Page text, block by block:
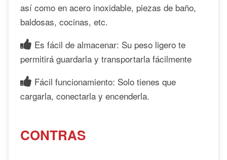
así como en acero inoxidable, piezas de baño,
baldosas, cocinas, etc.
Es fácil de almacenar: Su peso ligero te
permitirá guardarla y transportarla fácilmente
Fácil funcionamiento: Solo tienes que
cargarla, conectarla y encenderla.
CONTRAS